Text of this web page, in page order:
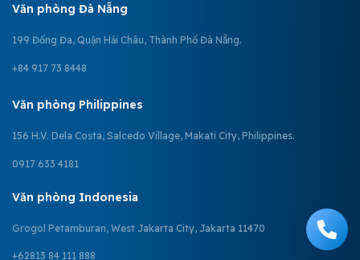
Văn phòng Đà Nẵng
199 Đống Đa, Quận Hải Châu, Thành Phố Đà Nẵng.
+84 917 73 8448
Văn phòng Philippines
156 H.V. Dela Costa, Salcedo Village, Makati City, Philippines.
0917 633 4181
Văn phòng Indonesia
Grogol Petamburan, West Jakarta City, Jakarta 11470
+62813 84 111 888